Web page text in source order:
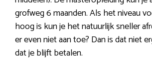
grofweg 6 maanden. Als het niveau
hoog is kun je het natuurlijk sneller
er even niet aan toe? Dan is dat niet
dat je blijft betalen.